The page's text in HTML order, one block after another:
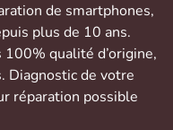
de smartphones,
plus de 10 ans.
qualité d’origine,
Diagnostic de votre
réparation possible